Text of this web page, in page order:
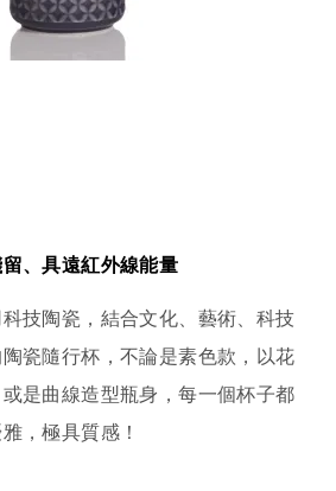
、具遠紅外線能量
技陶瓷，結合文化、藝術、科技
瓷隨行杯，不論是素色款，以花
是曲線造型瓶身，每一個杯子都
，極具質感！